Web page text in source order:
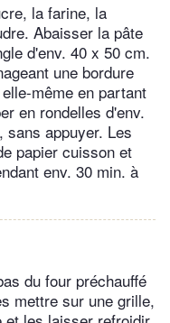
la farine, la
Abaisser la pâte
d'env. 40 x 50 cm.
une bordure
même en partant
en rondelles d'env.
sans appuyer. Les
papier cuisson et
env. 30 min. à
du four préchauffé
mettre sur une grille,